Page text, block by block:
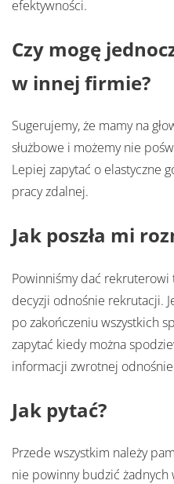
efektywności.
Czy mogę
w innej firmie?
Sugerujemy, że mamy na
służbowe i możemy nie
Lepiej zapytać o elastyczne
pracy zdalnej.
Jak poszła mi
Powinniśmy dać
decyzji odnośnie rekrutacji.
po zakończeniu wszystkich
zapytać kiedy można
informacji zwrotnej
Jak pytać?
Przede wszystkim należy
nie powinny budzić